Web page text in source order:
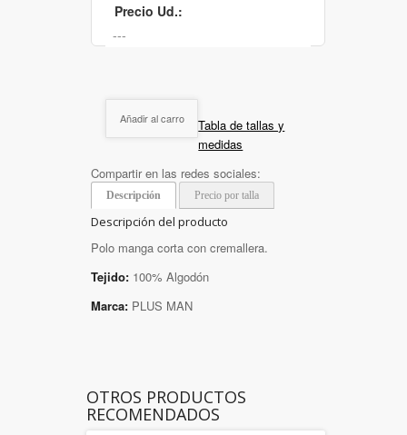
Precio Ud.:
Añadir al carro
Tabla de tallas y
medidas
Compartir en las redes sociales:
Descripción Precio por talla
Descripción del producto
Polo manga corta con cremallera.
Tejido: 100% Algodón
Marca: PLUS MAN
OTROS PRODUCTOS
RECOMENDADOS